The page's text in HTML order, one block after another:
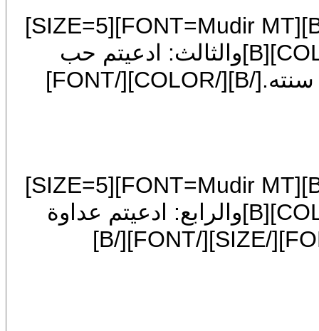
[COLOR=blue][/COLOR][CENTER][B][FONT=Mudir MT][SIZE=5]
[FONT=Traditional Arabic][COLOR=blue][B]والثالث: ادعيتم حب
رسول الله صلى الله عليه وسلم وتركتم سنته.[/B][/COLOR][/FONT]
[COLOR=blue][/COLOR][CENTER][B][FONT=Mudir MT][SIZE=5]
[FONT=Traditional Arabic][COLOR=blue][B]والرابع: ادعيتم عداوة
الشيطان ووافقتموه.[/B][/COLOR][/FONT][/SIZE][/FONT][/B]